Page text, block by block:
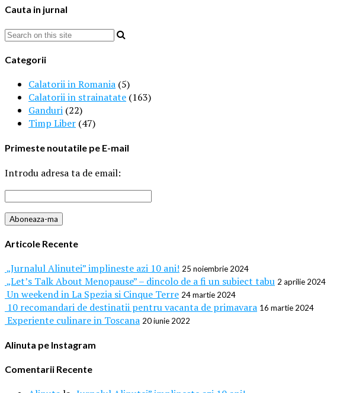
Cauta in jurnal
Categorii
Calatorii in Romania (5)
Calatorii in strainatate (163)
Ganduri (22)
Timp Liber (47)
Primeste noutatile pe E-mail
Introdu adresa ta de email:
Articole Recente
„Jurnalul Alinutei” implineste azi 10 ani! 25 noiembrie 2024
„Let’s Talk About Menopause” – dincolo de a fi un subiect tabu 2 aprilie 2024
Un weekend in La Spezia si Cinque Terre 24 martie 2024
10 recomandari de destinatii pentru vacanta de primavara 16 martie 2024
Experiente culinare in Toscana 20 iunie 2022
Alinuta pe Instagram
Comentarii Recente